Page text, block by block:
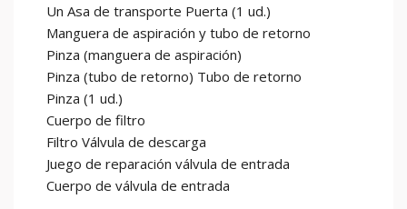
Un Asa de transporte Puerta (1 ud.)
Manguera de aspiración y tubo de retorno
Pinza (manguera de aspiración)
Pinza (tubo de retorno) Tubo de retorno
Pinza (1 ud.)
Cuerpo de filtro
Filtro Válvula de descarga
Juego de reparación válvula de entrada
Cuerpo de válvula de entrada